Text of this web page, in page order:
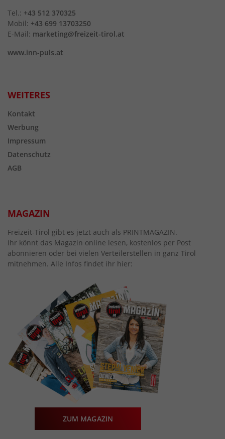
Tel.: +43 512 370325
Mobil: +43 699 13703250
E-Mail: marketing@freizeit-tirol.at
www.inn-puls.at
WEITERES
Kontakt
Werbung
Impressum
Datenschutz
AGB
MAGAZIN
Freizeit-Tirol gibt es jetzt auch als PRINTMAGAZIN.
Ihr könnt das Magazin online lesen, kostenlos per Post
abonnieren oder bei vielen Verteilerstellen in ganz Tirol
mitnehmen. Alle Infos findet ihr hier:
ZUM MAGAZIN